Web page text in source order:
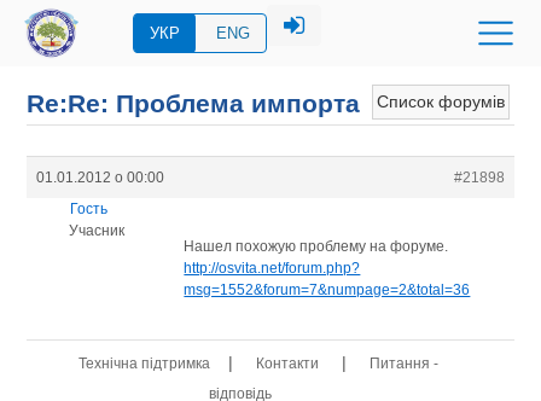
УКР ENG
Список форумів
Re:Re: Проблема импорта
01.01.2012 о 00:00
#21898
Гость
Учасник
Нашел похожую проблему на форуме.
http://osvita.net/forum.php?
msg=1552&forum=7&numpage=2&total=36
Технічна підтримка | Контакти |
Питання -
відповідь